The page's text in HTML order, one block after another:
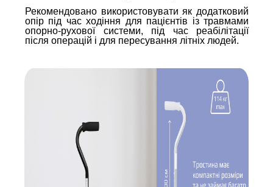
Рекомендовано використовувати як додатковий
опір під час ходіння для пацієнтів із травмами
опорно-рухової системи, під час реабілітації
після операцій і для пересування літніх людей.